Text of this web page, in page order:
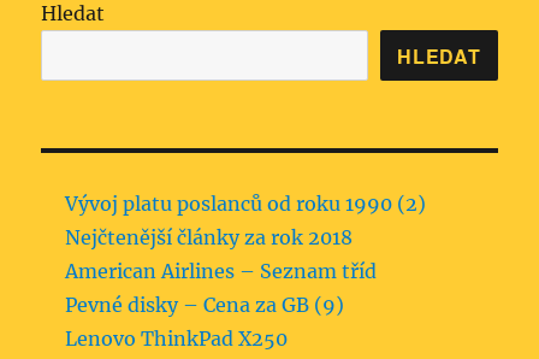
Hledat
HLEDAT
Vývoj platu poslanců od roku 1990 (2)
Nejčtenější články za rok 2018
American Airlines – Seznam tříd
Pevné disky – Cena za GB (9)
Lenovo ThinkPad X250